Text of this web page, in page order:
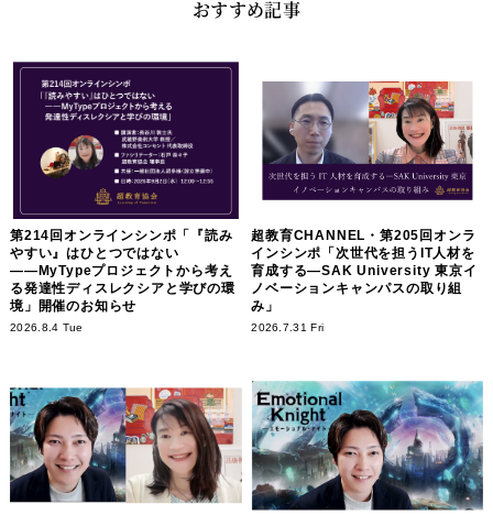
おすすめ記事
第214回オンラインシンポ「『読み
やすい』はひとつではない
――MyTypeプロジェクトから考え
る発達性ディスレクシアと学びの環
境」開催のお知らせ
2026.8.4 Tue
超教育CHANNEL・第205回オンラ
インシンポ「次世代を担うIT人材を
育成する―SAK University 東京イ
ノベーションキャンパスの取り組
み」
2026.7.31 Fri